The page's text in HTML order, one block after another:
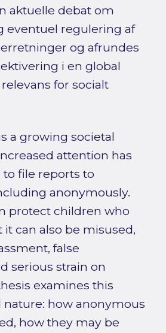
aktuelle debat om
eventuel regulering af
og afrundes
i en global
for socialt
a growing societal
attention has
to file reports to
anonymously.
protect children who
can also be misused,
false
serious strain on
examines this
how anonymous
how they may be